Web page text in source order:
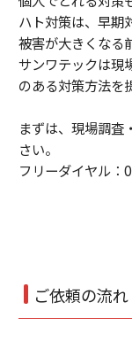
ハト対策は、早期
被害が大きくなる
サンワテックは現
のある対策方法を
まずは、現場調査
さい。
フリーダイヤル
ご依頼の流れ